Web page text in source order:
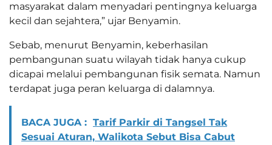
masyarakat dalam menyadari pentingnya keluarga
kecil dan sejahtera,” ujar Benyamin.
Sebab, menurut Benyamin, keberhasilan
pembangunan suatu wilayah tidak hanya cukup
dicapai melalui pembangunan fisik semata. Namun
terdapat juga peran keluarga di dalamnya.
BACA JUGA : Tarif Parkir di Tangsel Tak
Sesuai Aturan, Walikota Sebut Bisa Cabut